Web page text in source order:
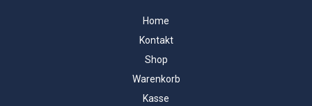
Home
Kontakt
Shop
Warenkorb
Kasse